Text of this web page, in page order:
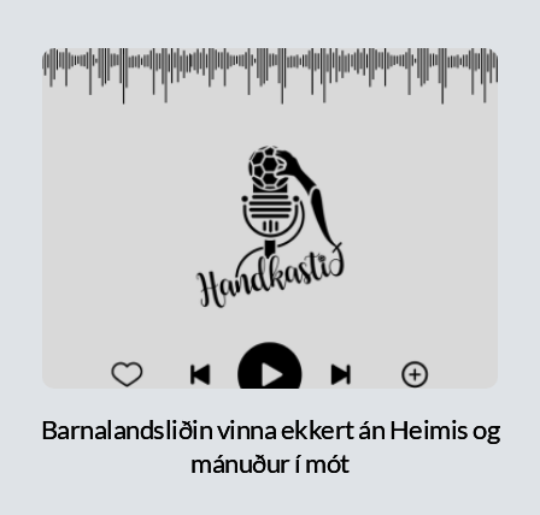
Barnalandsliðin vinna ekkert án Heimis og
mánuður í mót